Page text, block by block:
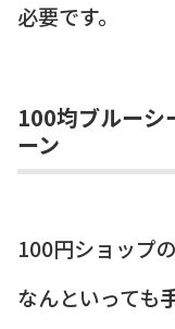
必要です。
100均ブルーシ
ーン
100円ショップ
なんといっても